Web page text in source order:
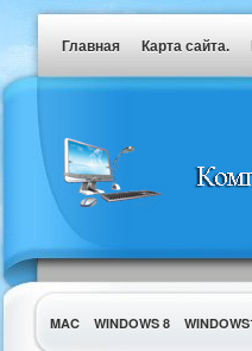
Главная Карта сайта.
MAC WINDOWS 8